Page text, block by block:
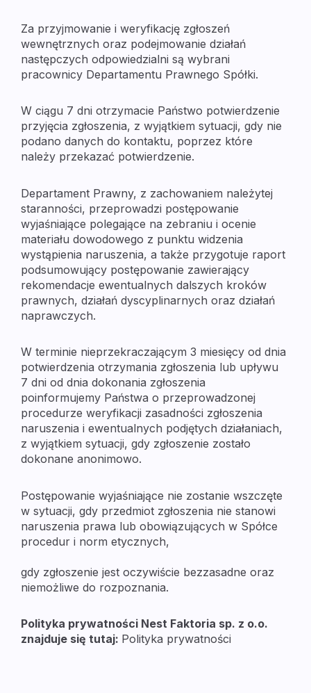
Za przyjmowanie i weryfikację zgłoszeń
wewnętrznych oraz podejmowanie działań
następczych odpowiedzialni są wybrani
pracownicy Departamentu Prawnego Spółki.
W ciągu 7 dni otrzymacie Państwo potwierdzenie
przyjęcia zgłoszenia, z wyjątkiem sytuacji, gdy nie
podano danych do kontaktu, poprzez które
należy przekazać potwierdzenie.
Departament Prawny, z zachowaniem należytej
staranności, przeprowadzi postępowanie
wyjaśniające polegające na zebraniu i ocenie
materiału dowodowego z punktu widzenia
wystąpienia naruszenia, a także przygotuje raport
podsumowujący postępowanie zawierający
rekomendacje ewentualnych dalszych kroków
prawnych, działań dyscyplinarnych oraz działań
naprawczych.
W terminie nieprzekraczającym 3 miesięcy od dnia
potwierdzenia otrzymania zgłoszenia lub upływu
7 dni od dnia dokonania zgłoszenia
poinformujemy Państwa o przeprowadzonej
procedurze weryfikacji zasadności zgłoszenia
naruszenia i ewentualnych podjętych działaniach,
z wyjątkiem sytuacji, gdy zgłoszenie zostało
dokonane anonimowo.
Postępowanie wyjaśniające nie zostanie wszczęte
w sytuacji, gdy przedmiot zgłoszenia nie stanowi
naruszenia prawa lub obowiązujących w Spółce
procedur i norm etycznych,
gdy zgłoszenie jest oczywiście bezzasadne oraz
niemożliwe do rozpoznania.
Polityka prywatności Nest Faktoria sp. z o.o.
znajduje się tutaj: Polityka prywatności